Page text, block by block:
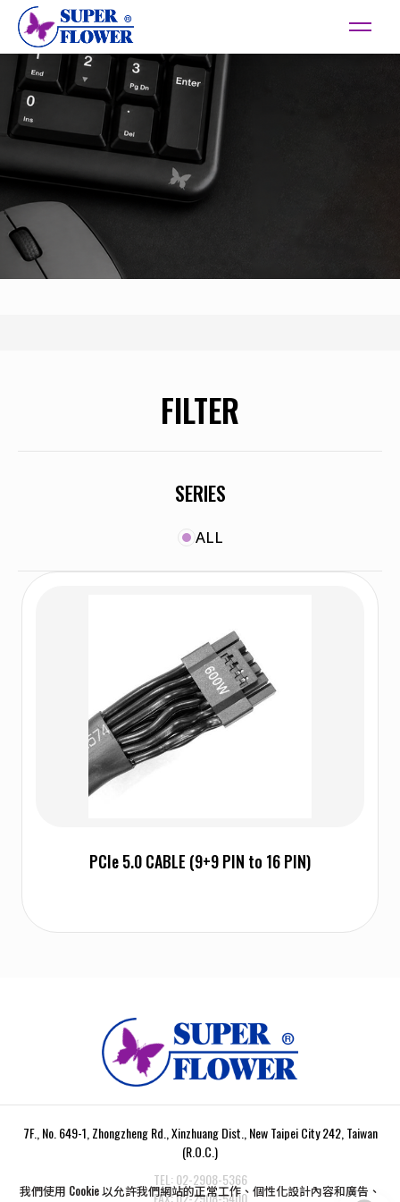
FILTER
SERIES
ALL
PCIe 5.0 CABLE (9+9 PIN to 16 PIN)
7F., No. 649-1, Zhongzheng Rd., Xinzhuang Dist., New Taipei City 242, Taiwan
(R.O.C.)
TEL: 02-2908-5366
FAX:02-2908-5400
我們使用 Cookie 以允許我們網站的正常工作、個性化設計內容和廣告、